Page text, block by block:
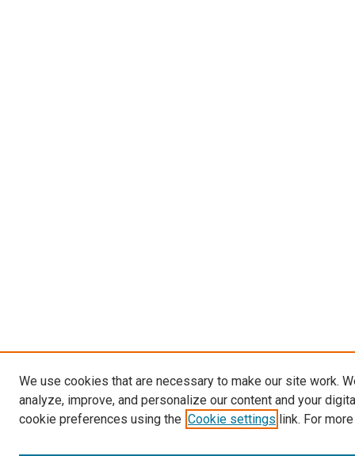
We use cookies that are necessary to make our site work.
analyze, improve, and personalize our content and your
cookie preferences using the Cookie settings link. For